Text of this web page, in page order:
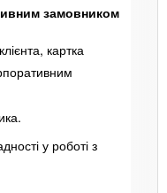
замовником
картка
у роботі з